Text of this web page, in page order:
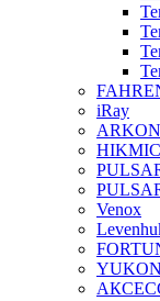
iRay
ARKON
Venox
YUKON